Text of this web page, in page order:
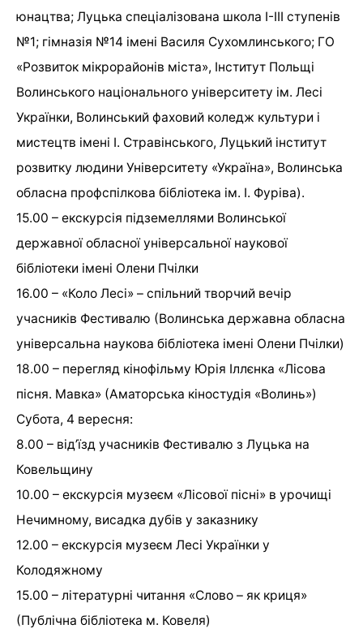
юнацтва; Луцька спеціалізована школа І-ІІІ ступенів
№1; гімназія №14 імені Василя Сухомлинського; ГО
«Розвиток мікрорайонів міста», Інститут Польщі
Волинського національного університету ім. Лесі
Українки, Волинський фаховий коледж культури і
мистецтв імені І. Стравінського, Луцький інститут
розвитку людини Університету «Україна», Волинська
обласна профспілкова бібліотека ім. І. Фуріва).
15.00 – екскурсія підземеллями Волинської
державної обласної універсальної наукової
бібліотеки імені Олени Пчілки
16.00 – «Коло Лесі» – спільний творчий вечір
учасників Фестивалю (Волинська державна обласна
універсальна наукова бібліотека імені Олени Пчілки)
18.00 – перегляд кінофільму Юрія Іллєнка «Лісова
пісня. Мавка» (Аматорська кіностудія «Волинь»)
Субота, 4 вересня:
8.00 – від’їзд учасників Фестивалю з Луцька на
Ковельщину
10.00 – екскурсія музеєм «Лісової пісні» в урочищі
Нечимному, висадка дубів у заказнику
12.00 – екскурсія музеєм Лесі Українки у
Колодяжному
15.00 – літературні читання «Слово – як криця»
(Публічна бібліотека м. Ковеля)